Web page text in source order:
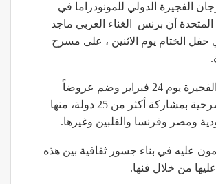
الفجيرة الدولي للمونودراما في
المتحدة أن برنس الغناء العربي ماجد
الختام يوم الاثنين ، على مسرح
وافتتح مهرجان الفجيرة يوم 24 فبراير وضم عروضاً
استعراضية ومسرحية بمشاركة أكثر من 25 دولة، منها
ومصر وفرنسا والفلبين وغيرها.
عليه في بناء جسور ثقافية بين هذه
من خلال فنها.